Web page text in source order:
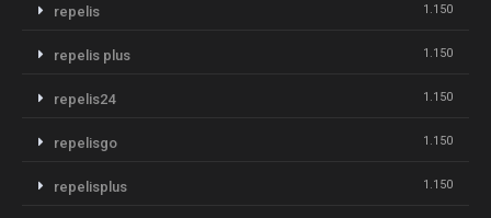
repelis 1.150
repelis plus 1.150
repelis24 1.150
repelisgo 1.150
repelisplus 1.150